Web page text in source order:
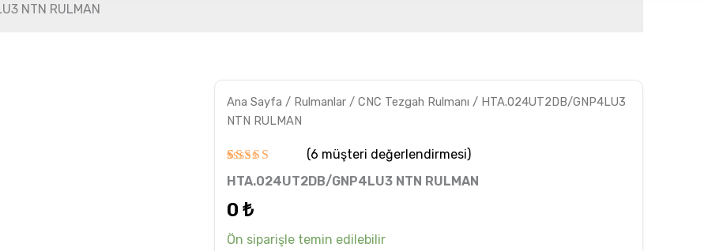
NTN RULMAN
Ana Sayfa / Rulmanlar /CNC Tezgah Rulmanı / HTA.024UT2DB/GNP4LU3
NTN RULMAN
6
müşteri
puanına
5 üzerinden
aldı
(6 müşteri değerlendirmesi)
HTA.024UT2DB/GNP4LU3 NTN RULMAN
0₺
Ön siparişle temin edilebilir
NTN
RULMAN